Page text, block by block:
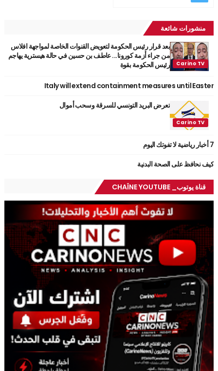
منشورات شائعة
بعد قرار رئيس الحكومة لتعويض القنوات الخاصة لمواجهة افلاس
من جراء أزمة كورونا... عاطف بن حسين في حالة هيسترية يهاجم
رئيس الحكومة بقوة
Italy will extend containment measures until Easter
تعرض البريد التونسي للسرقة وسحب أموال
7 أخبار رياضية لا تفوتك اليوم
كيف نحافظ على الصحة البدنية
قناة يوتوب_ CHAÎNE YOUTUBE